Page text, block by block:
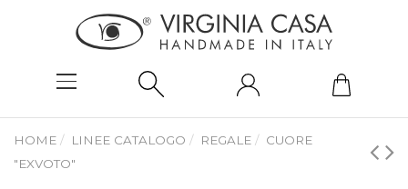
HOME LINEE CATALOGO REGALE
CUORE
"EXVOTO"